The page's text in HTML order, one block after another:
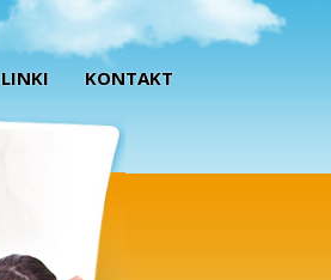
LINKI KONTAKT